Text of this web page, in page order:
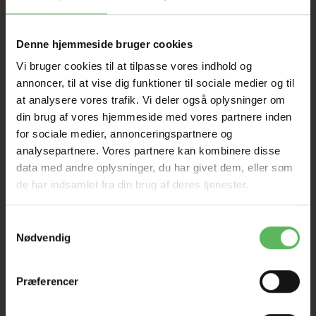
Denne hjemmeside bruger cookies
Vi bruger cookies til at tilpasse vores indhold og
annoncer, til at vise dig funktioner til sociale medier og til
at analysere vores trafik. Vi deler også oplysninger om
din brug af vores hjemmeside med vores partnere inden
for sociale medier, annonceringspartnere og
analysepartnere. Vores partnere kan kombinere disse
data med andre oplysninger, du har givet dem, eller som
de har indsamlet fra din brug af deres tjenester.
Nødvendig
Præferencer
ANDRE KØBTE OGSÅ